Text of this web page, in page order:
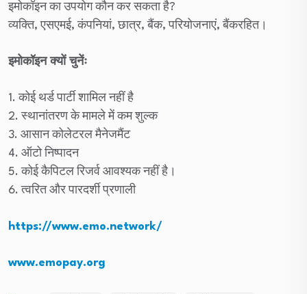
इमोकॉइन का उपयोग कौन कर सकता है?
व्यक्ति, एसएमई, कंपनियां, छात्र, बैंक, परियोजनाएं, बैंकरहित।
इमोकॉइन क्यों चुनेंः
1. कोई थर्ड पार्टी शामिल नहीं है
2. स्थानांतरण के मामले में कम शुल्क
3. आसान कोलेटरल मैनेजमैंट
4. ऑटो निष्पादन
5. कोई कैपिटल रिजर्व आवश्यक नहीं है।
6. त्वरित और पारदर्शी प्रणाली
https://www.emo.network/
www.emopay.org